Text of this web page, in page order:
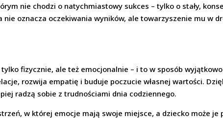
nie chodzi o natychmiastowy sukces – tylko o stały,
nie oznacza oczekiwania wyników, ale towarzyszenie mu w
fizycznie, ale też emocjonalnie – i to w sposób
rozwija empatię i buduje poczucie własnej wartości.
radzą sobie z trudnościami dnia codziennego.
w której emocje mają swoje miejsce, a dziecko może je